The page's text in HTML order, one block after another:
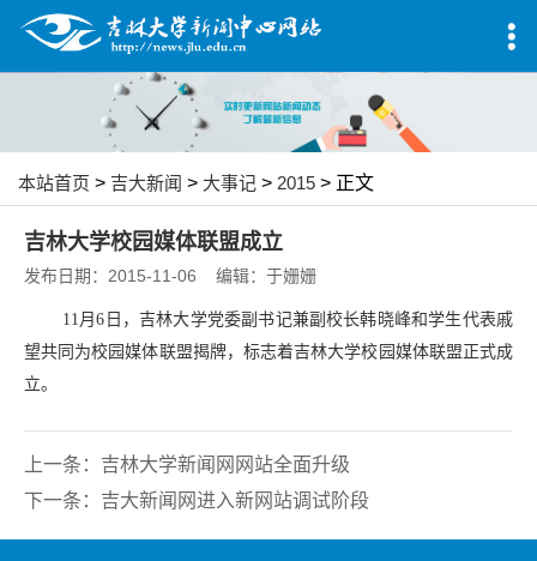
本站首页 > 吉大新闻 > 大事记 > 2015 > 正文
吉林大学校园媒体联盟成立
发布日期：2015-11-06 编辑：于姗姗
11月6 日，吉林大学党委副书记兼副校长韩晓峰和学生代表戚
望共同为校园媒体联盟揭牌，标志着吉林大学校园媒体联盟正式成
立。
上一条： 吉林大学新闻网网站全面升级
下一条： 吉大新闻网进入新网站调试阶段